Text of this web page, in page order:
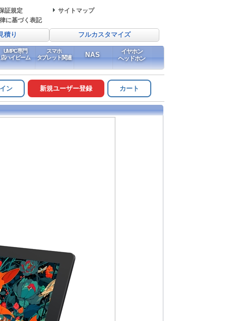
証規定
サイトマップ
に基づく表記
積り フルカスタマイズ
UMPC専門
店ハイビーム
スマホ
タブレット関連
NAS
イヤホン
ヘッドホン
ン 新規ユーザー登録 カート